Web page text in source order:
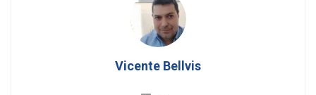
Vicente Bellvis